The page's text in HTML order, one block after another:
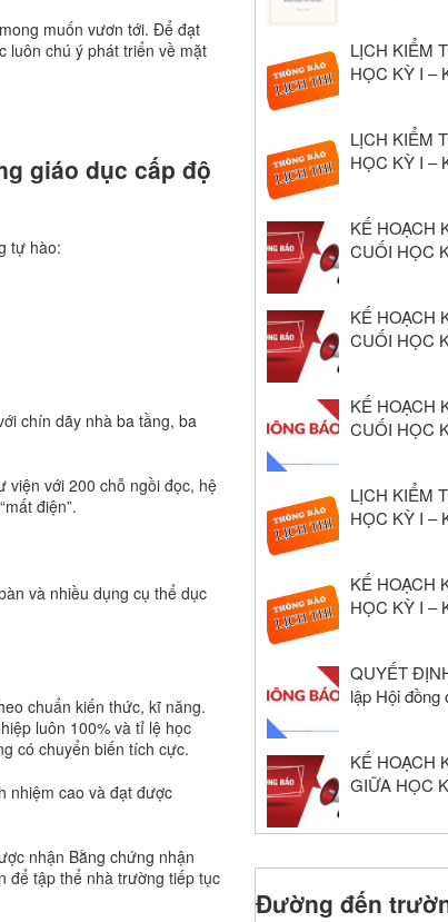
muốn vươn tới. Để đạt
luôn chú ý phát triển về mặt
giáo dục cấp độ
tự hào:
chín dãy nhà ba tầng, ba
viện với 200 chỗ ngồi đọc, hệ
điện”.
và nhiều dụng cụ thể dục
chuẩn kiến thức, kĩ năng.
luôn 100% và tỉ lệ học
có chuyển biến tích cực.
nhiệm cao và đạt được
nhận Bằng chứng nhận
để tập thể nhà trường tiếp tục
LỊCH KIỂM
HỌC KỲ I –
LỊCH KIỂM
HỌC KỲ I –
KẾ HOẠCH
CUỐI HỌC
KẾ HOẠCH
CUỐI HỌC
KẾ HOẠCH
CUỐI HỌC
LỊCH KIỂM
HỌC KỲ I –
KẾ HOẠCH
HỌC KỲ I –
QUYẾT
lập Hội đồng
KẾ HOẠCH
GIỮA HỌC
– 2025
Đường đến